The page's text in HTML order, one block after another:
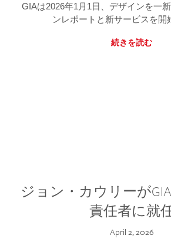
GIAは2026年1月1日、デザインを一
ンレポートと新サービスを開
続きを読む
ジョン・カウリーが
責任者に就
April 2, 2026